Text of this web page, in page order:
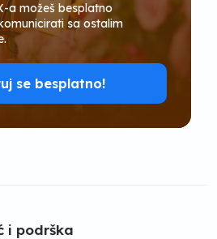
a možeš besplatno
sa ostalim
se besplatno!
i podrška